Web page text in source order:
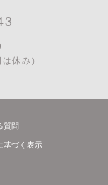
休み）
質問
基づく表示